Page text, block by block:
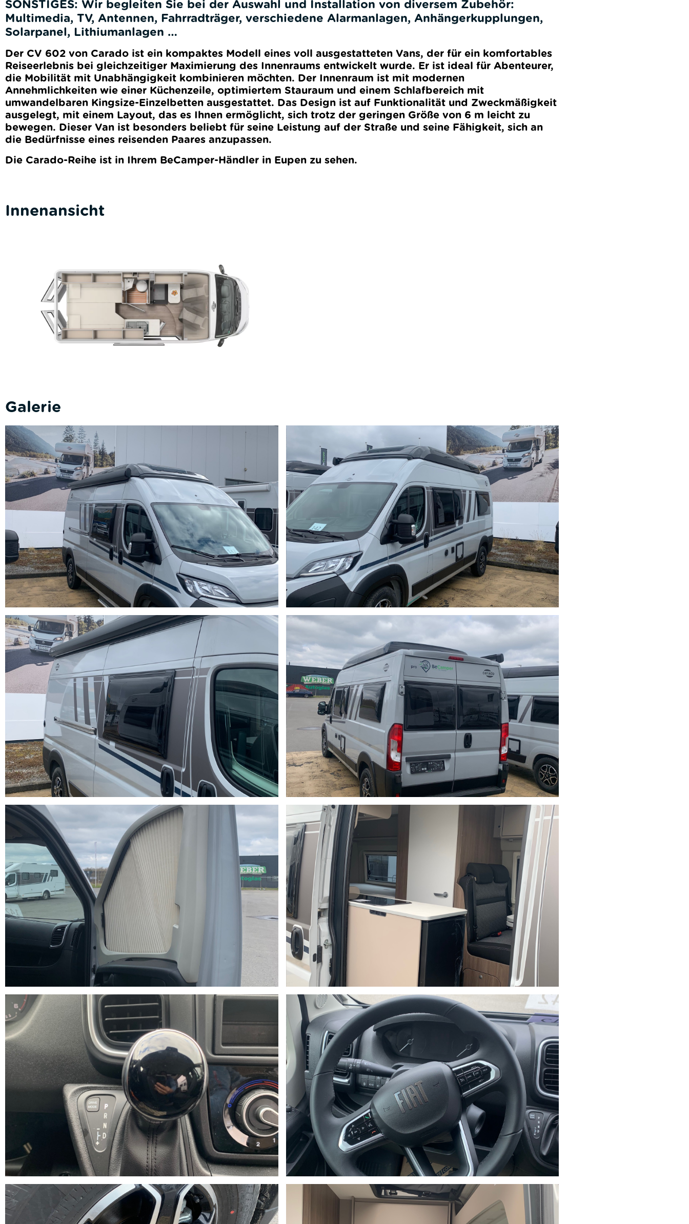
SONSTIGES: Wir begleiten Sie bei der Auswahl und Installation von diversem Zubehör:
Multimedia, TV, Antennen, Fahrradträger, verschiedene Alarmanlagen, Anhängerkupplungen,
Solarpanel, Lithiumanlagen …
Der CV 602 von Carado ist ein kompaktes Modell eines voll ausgestatteten Vans, der für ein komfortables
Reiseerlebnis bei gleichzeitiger Maximierung des Innenraums entwickelt wurde. Er ist ideal für Abenteurer,
die Mobilität mit Unabhängigkeit kombinieren möchten. Der Innenraum ist mit modernen
Annehmlichkeiten wie einer Küchenzeile, optimiertem Stauraum und einem Schlafbereich mit
umwandelbaren Kingsize-Einzelbetten ausgestattet. Das Design ist auf Funktionalität und Zweckmäßigkeit
ausgelegt, mit einem Layout, das es Ihnen ermöglicht, sich trotz der geringen Größe von 6 m leicht zu
bewegen. Dieser Van ist besonders beliebt für seine Leistung auf der Straße und seine Fähigkeit, sich an
die Bedürfnisse eines reisenden Paares anzupassen.
Die Carado-Reihe ist in Ihrem BeCamper-Händler in Eupen zu sehen.
Innenansicht
Galerie